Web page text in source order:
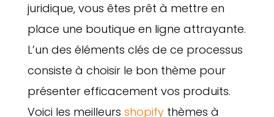
juridique, vous êtes prêt à mettre en
place une boutique en ligne attrayante.
L’un des éléments clés de ce processus
consiste à choisir le bon thème pour
présenter efficacement vos produits.
Voici les meilleurs shopifythèmes à